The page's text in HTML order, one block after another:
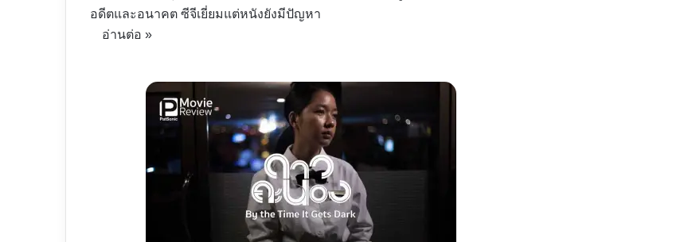
อดีตและอนาคต ซีจีเยี่ยมแต่หนังยังมีปัญหา
อ่านต่อ »